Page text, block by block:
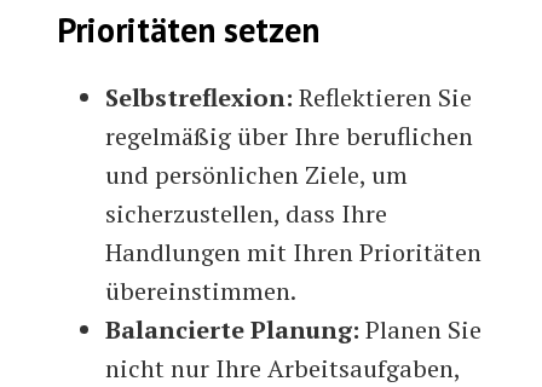
Prioritäten setzen
Selbstreflexion: Reflektieren Sie
regelmäßig über Ihre beruflichen
und persönlichen Ziele, um
sicherzustellen, dass Ihre
Handlungen mit Ihren Prioritäten
übereinstimmen.
Balancierte Planung: Planen Sie
nicht nur Ihre Arbeitsaufgaben,